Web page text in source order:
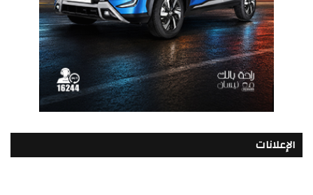
الإعلانات